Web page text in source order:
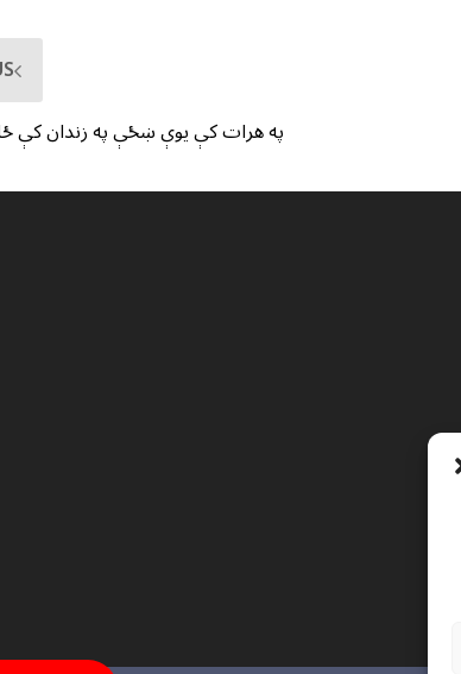
په هرات کې یوې ښځې په زندان کې